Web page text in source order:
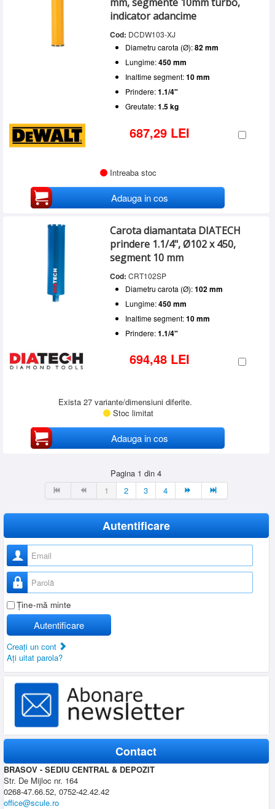
indicator adancime
Cod: DCDW103-XJ
Diametru carota (Ø):82 mm
Lungime:450 mm
Inaltime segment:10 mm
Prindere:1.1/4"
Greutate:1.5 kg
687,29 LEI
Intreaba stoc
Adauga in cos
Carota diamantata DIATECH
prindere 1.1/4", Ø102 x 450,
segment 10 mm
Cod: CRT102SP
Diametru carota (Ø):102 mm
Lungime:450 mm
Inaltime segment:10 mm
Prindere:1.1/4"
694,48 LEI
Exista 27 variante/dimensiuni diferite.
Stoc limitat
Adauga in cos
Pagina 1 din 4
1
2 3 4
Autentificare
Nume utilizator
Parolă
Ţine-mă minte
Autentificare
Creaţi un cont
Aţi uitat parola?
Contact
BRASOV - SEDIU CENTRAL & DEPOZIT
Str. De Mijloc nr. 164
0268-47.66.52, 0752-42.42.42
office@scule.ro